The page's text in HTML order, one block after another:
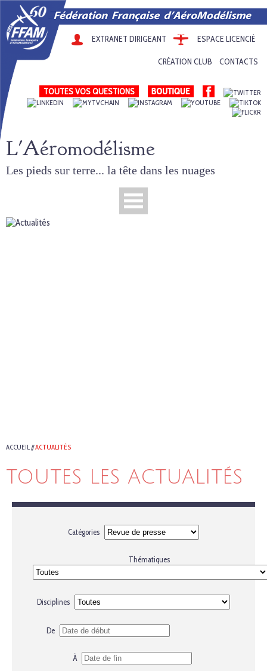
EXTRANET DIRIGEANT ESPACE LICENCIÉ
CRÉATION CLUB CONTACTS
TOUTES VOS QUESTIONS
L'Aéromodélisme
Les pieds sur terre... la tête dans les nuages
ACCUEIL//ACTUALITÉS
TOUTES LES ACTUALITÉS
Catégories
Thématiques
Disciplines
De
À